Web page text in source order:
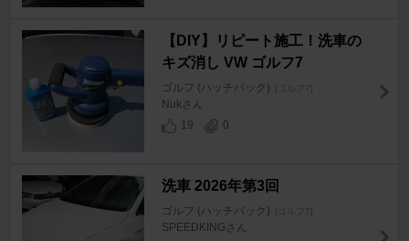
【DIY】リピート施工！洗車の
キズ消し VW ゴルフ7
ゴルフ (ハッチバック) [ゴルフ7]
Nukさん
19
0
洗車 2026年第3回
ゴルフ (ハッチバック) [ゴルフ7]
SPEEDKINGさん